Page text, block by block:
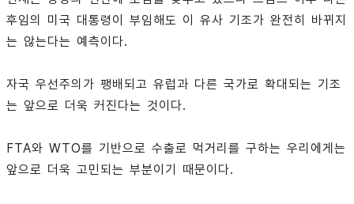
후임의 미국 대통령이 부임해도 이 유사 기조가 완전히 바뀌지
는 않는다는 예측이다.
자국 우선주의가 팽배되고 유럽과 다른 국가로 확대되는 기조
는 앞으로 더욱 커진다는 것이다.
FTA와 WTO를 기반으로 수출로 먹거리를 구하는 우리에게는
앞으로 더욱 고민되는 부분이기 때문이다.